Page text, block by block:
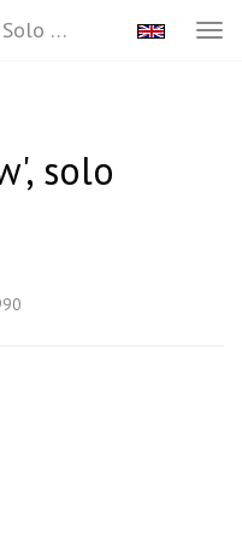
Cecile Bank - Galerie 'Window', Solo Expositie
solo